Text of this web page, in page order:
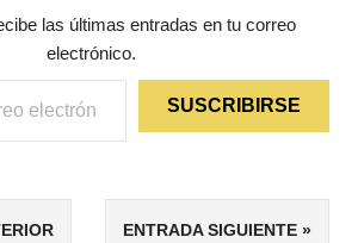
las últimas entradas en tu correo
electrónico.
SUSCRIBIRSE
ENTRADA SIGUIENTE